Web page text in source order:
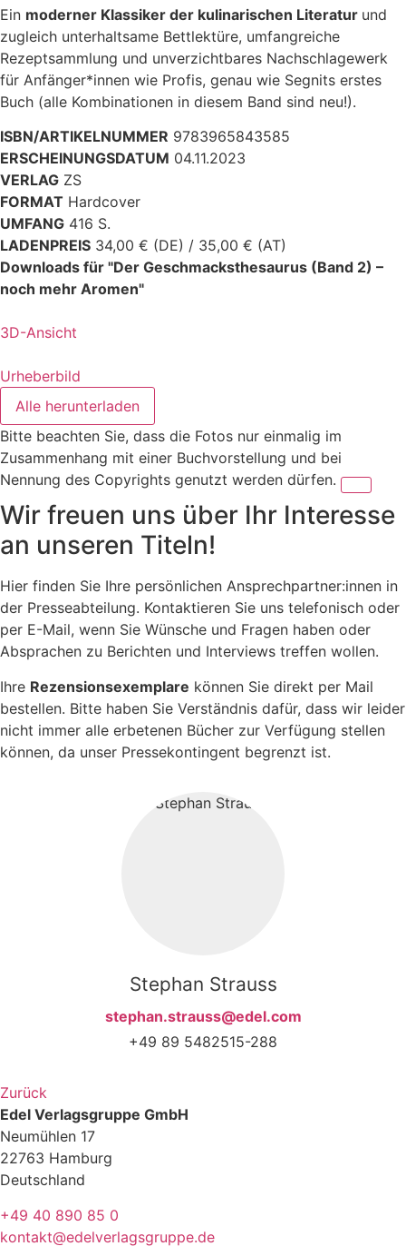
Ein moderner Klassiker der kulinarischen Literatur und
zugleich unterhaltsame Bettlektüre, umfangreiche
Rezeptsammlung und unverzichtbares Nachschlagewerk
für Anfänger*innen wie Profis, genau wie Segnits erstes
Buch (alle Kombinationen in diesem Band sind neu!).
ISBN/ARTIKELNUMMER 9783965843585
ERSCHEINUNGSDATUM 04.11.2023
VERLAG ZS
FORMAT Hardcover
UMFANG 416 S.
LADENPREIS 34,00 € (DE) / 35,00 € (AT)
Downloads für "Der Geschmacksthesaurus (Band 2) –
noch mehr Aromen"
3D-Ansicht
Urheberbild
Alle herunterladen
Bitte beachten Sie, dass die Fotos nur einmalig im
Zusammenhang mit einer Buchvorstellung und bei
Nennung des Copyrights genutzt werden dürfen.
Wir freuen uns über Ihr Interesse
an unseren Titeln!
Hier finden Sie Ihre persönlichen Ansprechpartner:innen in
der Presseabteilung. Kontaktieren Sie uns telefonisch oder
per E-Mail, wenn Sie Wünsche und Fragen haben oder
Absprachen zu Berichten und Interviews treffen wollen.
Ihre Rezensionsexemplare können Sie direkt per Mail
bestellen. Bitte haben Sie Verständnis dafür, dass wir leider
nicht immer alle erbetenen Bücher zur Verfügung stellen
können, da unser Pressekontingent begrenzt ist.
Stephan Strauss
stephan.strauss@edel.com
+49 89 5482515-288
Zurück
Edel Verlagsgruppe GmbH
Neumühlen 17
22763 Hamburg
Deutschland
+49 40 890 85 0
kontakt@edelverlagsgruppe.de